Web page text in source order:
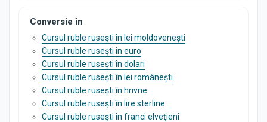
Conversie în
Cursul ruble rusești în lei moldovenești
Cursul ruble rusești în euro
Cursul ruble rusești în dolari
Cursul ruble rusești în lei românești
Cursul ruble rusești în hrivne
Cursul ruble rusești în lire sterline
Cursul ruble rusești în franci elveţieni